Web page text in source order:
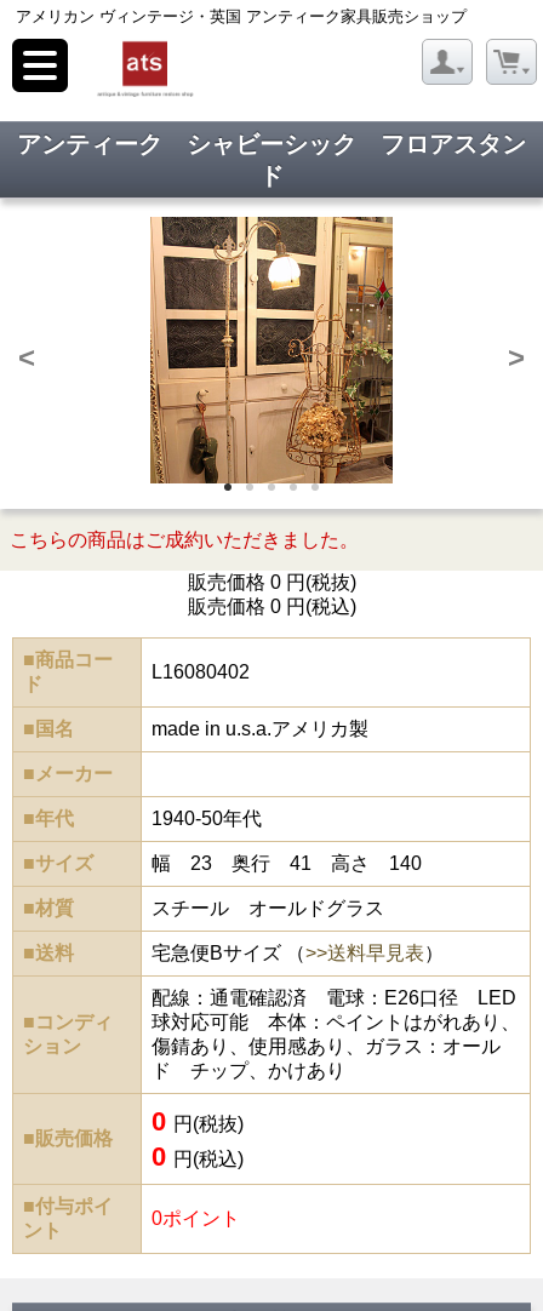
アメリカン ヴィンテージ・英国 アンティーク家具販売ショップ
toggle
navigation
アンティーク シャビーシック フロアスタン
ド
< >
こちらの商品はご成約いただきました。
販売価格 0 円(税抜)
販売価格 0 円(税込)
■商品コー
ド
L16080402
■国名 made in u.s.a.アメリカ製
■メーカー
■年代 1940-50年代
■サイズ 幅 23 奥行 41 高さ 140
■材質 スチール オールドグラス
■送料 宅急便Bサイズ （>>送料早見表）
■コンディ
ション
配線：通電確認済 電球：E26口径 LED
球対応可能 本体：ペイントはがれあり、
傷錆あり、使用感あり、ガラス：オール
ド チップ、かけあり
■販売価格
0 円(税抜)
0 円(税込)
■付与ポイ
ント
0ポイント